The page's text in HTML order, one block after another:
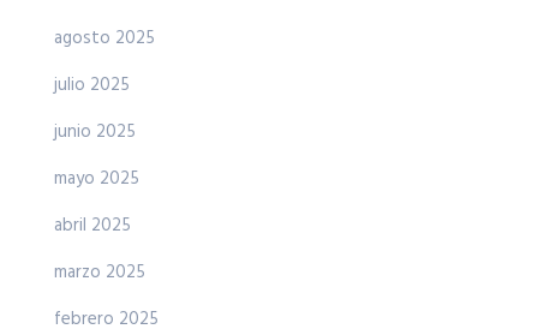
agosto 2025
julio 2025
junio 2025
mayo 2025
abril 2025
marzo 2025
febrero 2025